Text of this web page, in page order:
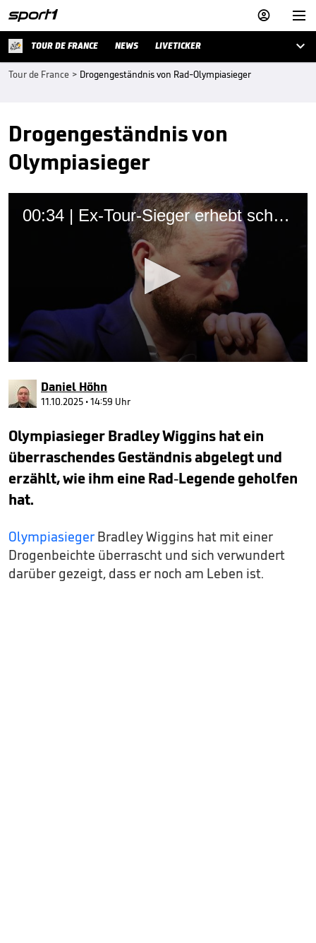


TOUR DE FRANCE NEWS LIVETICKER 
Tour de France > Drogengeständnis von Rad-Olympiasieger
Drogengeständnis von
Olympiasieger
00:34 | Ex-Tour-Sieger erhebt schwere Vorwürfe
seconds
of
34
seconds
Daniel Höhn
11.10.2025 • 14:59 Uhr
Olympiasieger Bradley Wiggins hat ein
überraschendes Geständnis abgelegt und
erzählt, wie ihm eine Rad-Legende geholfen
hat.
Olympiasieger Bradley Wiggins hat mit einer
Drogenbeichte überrascht und sich verwundert
darüber gezeigt, dass er noch am Leben ist.